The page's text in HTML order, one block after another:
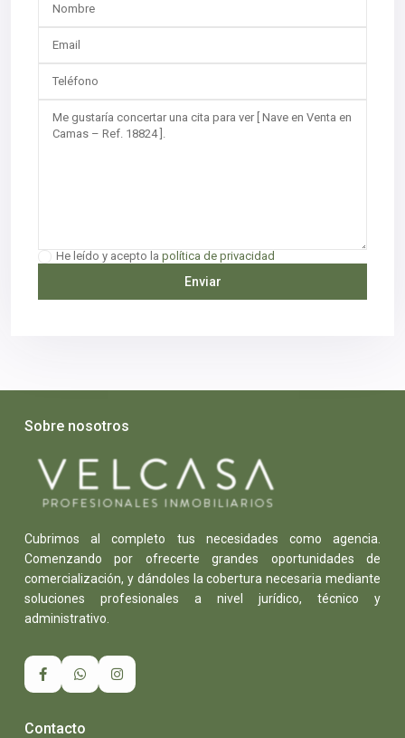
He leído y acepto la política de privacidad
Sobre nosotros
Cubrimos al completo tus necesidades como agencia.
Comenzando por ofrecerte grandes oportunidades de
comercialización, y dándoles la cobertura necesaria mediante
soluciones profesionales a nivel jurídico, técnico y
administrativo.
Contacto